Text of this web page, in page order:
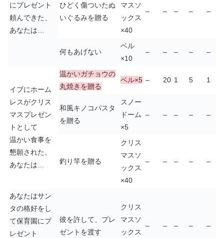
にプレゼント
頼んできた、
あなたは…
ひどく傷ついたぬ
いぐるみを贈る
マスソ
ックス
×40
– – – – –
何もあげない
ベル
×10
– – – – –
イブにホーム
レスがクリス
マスプレゼン
トとして
温かい食事を
懇願された、
あなたは…
温かいガチョウの
丸焼きを贈る
ベル×5 – 20 1 5 1
和風キノコパスタ
を贈る
スノー
ドーム
×5
– – – – –
釣り竿を贈る
クリス
マスソ
ックス
×40
– – – – –
あなたはサン
タの格好をし
て保育園にプ
レゼント
彼を許して、プレ
ゼントを渡す
クリス
マスソ
ックス
– – – – –